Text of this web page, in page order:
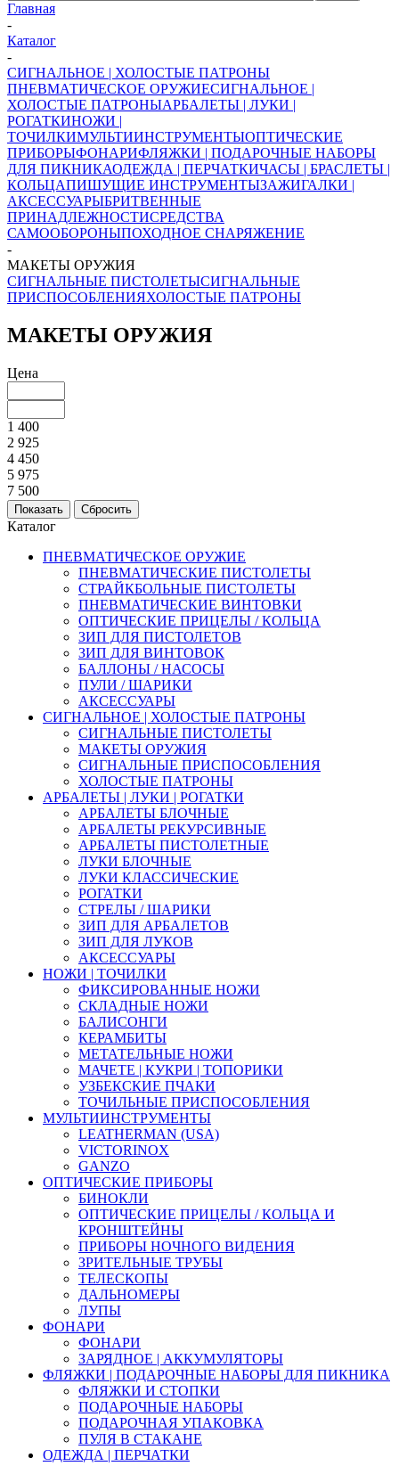
Главная
-
Каталог
-
СИГНАЛЬНОЕ | ХОЛОСТЫЕ ПАТРОНЫ
ПНЕВМАТИЧЕСКОЕ ОРУЖИЕСИГНАЛЬНОЕ |
ХОЛОСТЫЕ ПАТРОНЫАРБАЛЕТЫ | ЛУКИ |
РОГАТКИНОЖИ |
ТОЧИЛКИМУЛЬТИИНСТРУМЕНТЫОПТИЧЕСКИЕ
ПРИБОРЫФОНАРИФЛЯЖКИ | ПОДАРОЧНЫЕ НАБОРЫ
ДЛЯ ПИКНИКАОДЕЖДА | ПЕРЧАТКИЧАСЫ | БРАСЛЕТЫ |
КОЛЬЦАПИШУЩИЕ ИНСТРУМЕНТЫЗАЖИГАЛКИ |
АКСЕССУАРЫБРИТВЕННЫЕ
ПРИНАДЛЕЖНОСТИСРЕДСТВА
САМООБОРОНЫПОХОДНОЕ СНАРЯЖЕНИЕ
-
МАКЕТЫ ОРУЖИЯ
СИГНАЛЬНЫЕ ПИСТОЛЕТЫСИГНАЛЬНЫЕ
ПРИСПОСОБЛЕНИЯХОЛОСТЫЕ ПАТРОНЫ
МАКЕТЫ ОРУЖИЯ
Цена
1 400
2 925
4 450
5 975
7 500
Каталог
ПНЕВМАТИЧЕСКОЕ ОРУЖИЕ
ПНЕВМАТИЧЕСКИЕ ПИСТОЛЕТЫ
СТРАЙКБОЛЬНЫЕ ПИСТОЛЕТЫ
ПНЕВМАТИЧЕСКИЕ ВИНТОВКИ
ОПТИЧЕСКИЕ ПРИЦЕЛЫ / КОЛЬЦА
ЗИП ДЛЯ ПИСТОЛЕТОВ
ЗИП ДЛЯ ВИНТОВОК
БАЛЛОНЫ / НАСОСЫ
ПУЛИ / ШАРИКИ
АКСЕССУАРЫ
СИГНАЛЬНОЕ | ХОЛОСТЫЕ ПАТРОНЫ
СИГНАЛЬНЫЕ ПИСТОЛЕТЫ
МАКЕТЫ ОРУЖИЯ
СИГНАЛЬНЫЕ ПРИСПОСОБЛЕНИЯ
ХОЛОСТЫЕ ПАТРОНЫ
АРБАЛЕТЫ | ЛУКИ | РОГАТКИ
АРБАЛЕТЫ БЛОЧНЫЕ
АРБАЛЕТЫ РЕКУРСИВНЫЕ
АРБАЛЕТЫ ПИСТОЛЕТНЫЕ
ЛУКИ БЛОЧНЫЕ
ЛУКИ КЛАССИЧЕСКИЕ
РОГАТКИ
СТРЕЛЫ / ШАРИКИ
ЗИП ДЛЯ АРБАЛЕТОВ
ЗИП ДЛЯ ЛУКОВ
АКСЕССУАРЫ
НОЖИ | ТОЧИЛКИ
ФИКСИРОВАННЫЕ НОЖИ
СКЛАДНЫЕ НОЖИ
БАЛИСОНГИ
КЕРАМБИТЫ
МЕТАТЕЛЬНЫЕ НОЖИ
МАЧЕТЕ | КУКРИ | ТОПОРИКИ
УЗБЕКСКИЕ ПЧАКИ
ТОЧИЛЬНЫЕ ПРИСПОСОБЛЕНИЯ
МУЛЬТИИНСТРУМЕНТЫ
LEATHERMAN (USA)
VICTORINOX
GANZO
ОПТИЧЕСКИЕ ПРИБОРЫ
БИНОКЛИ
ОПТИЧЕСКИЕ ПРИЦЕЛЫ / КОЛЬЦА И
КРОНШТЕЙНЫ
ПРИБОРЫ НОЧНОГО ВИДЕНИЯ
ЗРИТЕЛЬНЫЕ ТРУБЫ
ТЕЛЕСКОПЫ
ДАЛЬНОМЕРЫ
ЛУПЫ
ФОНАРИ
ФОНАРИ
ЗАРЯДНОЕ | АККУМУЛЯТОРЫ
ФЛЯЖКИ | ПОДАРОЧНЫЕ НАБОРЫ ДЛЯ ПИКНИКА
ФЛЯЖКИ И СТОПКИ
ПОДАРОЧНЫЕ НАБОРЫ
ПОДАРОЧНАЯ УПАКОВКА
ПУЛЯ В СТАКАНЕ
ОДЕЖДА | ПЕРЧАТКИ